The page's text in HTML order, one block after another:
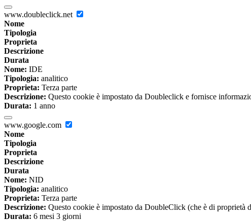
www.doubleclick.net
Nome
Tipologia
Proprieta
Descrizione
Durata
Nome: IDE
Tipologia: analitico
Proprieta: Terza parte
Descrizione: Questo cookie è impostato da Doubleclick e fornisce
Durata: 1 anno
www.google.com
Nome
Tipologia
Proprieta
Descrizione
Durata
Nome: NID
Tipologia: analitico
Proprieta: Terza parte
Descrizione: Questo cookie è impostato da DoubleClick (che è di
Durata: 6 mesi 3 giorni